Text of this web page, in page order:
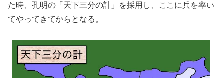
た時、孔明の「天下三分の計」を採用し、ここに兵を率い
てやってきてからとなる。